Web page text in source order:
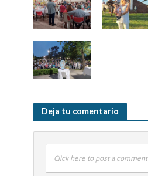
Deja tu comentario
Click here to post a comment